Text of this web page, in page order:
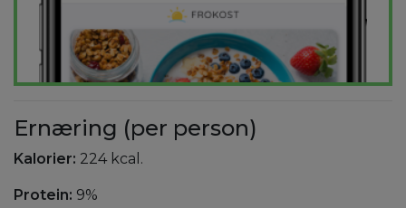
Ernæring (per person)
Kalorier: 224 kcal.
Protein: 9%